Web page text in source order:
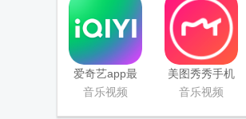
爱奇艺app最
新客户端
音乐视频
美图秀秀手机
官方版
音乐视频